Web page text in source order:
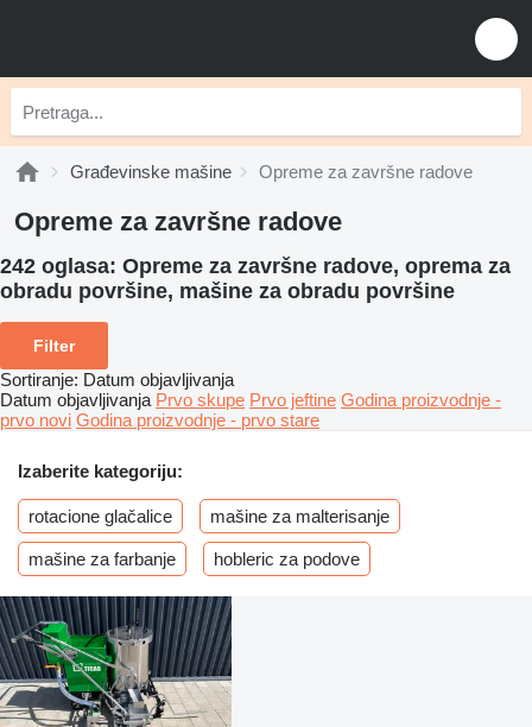
Građevinske mašine Opreme za završne radove
Opreme za završne radove
242 oglasa: Opreme za završne radove, oprema za
obradu površine, mašine za obradu površine
Filter
Sortiranje: Datum objavljivanja
Datum objavljivanja Prvo skupe Prvo jeftine Godina proizvodnje -
prvo novi Godina proizvodnje - prvo stare
Izaberite kategoriju:
rotacione glačalice mašine za malterisanje
mašine za farbanje hobleric za podove